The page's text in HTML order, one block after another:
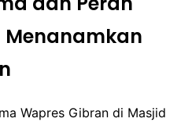
Wapres Gibran di Masjid